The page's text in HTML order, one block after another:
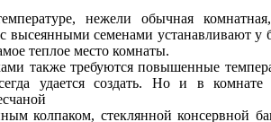
нежели обычная
семенами устанавливают у
теплое место комнаты.
также требуются повышенные
удается создать. Но и в комнате
колпаком, стеклянной консервной